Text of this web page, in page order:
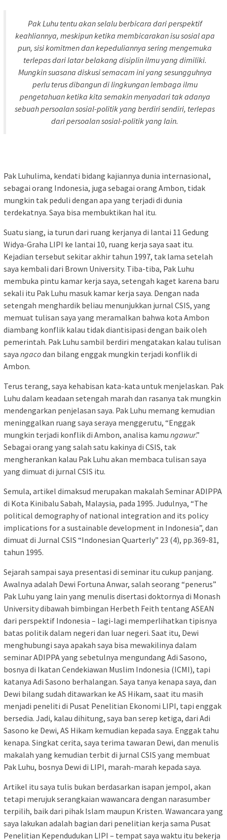
Pak Luhu tentu akan selalu berbicara dari perspektif
keahliannya, meskipun ketika membicarakan isu sosial apa
pun, sisi komitmen dan kepeduliannya sering mengemuka
terlepas dari latar belakang disiplin ilmu yang dimiliki.
Mungkin suasana diskusi semacam ini yang sesungguhnya
perlu terus dibangun di lingkungan lembaga ilmu
pengetahuan ketika kita semakin menyadari tak adanya
sebuah persoalan sosial-politik yang berdiri sendiri, terlepas
dari persoalan sosial-politik yang lain.
Pak Luhulima, kendati bidang kajiannya dunia internasional,
sebagai orang Indonesia, juga sebagai orang Ambon, tidak
mungkin tak peduli dengan apa yang terjadi di dunia
terdekatnya. Saya bisa membuktikan hal itu.
Suatu siang, ia turun dari ruang kerjanya di lantai 11 Gedung
Widya-Graha LIPI ke lantai 10, ruang kerja saya saat itu.
Kejadian tersebut sekitar akhir tahun 1997, tak lama setelah
saya kembali dari Brown University. Tiba-tiba, Pak Luhu
membuka pintu kamar kerja saya, setengah kaget karena baru
sekali itu Pak Luhu masuk kamar kerja saya. Dengan nada
setengah menghardik beliau menunjukkan jurnal CSIS, yang
memuat tulisan saya yang meramalkan bahwa kota Ambon
diambang konflik kalau tidak diantisipasi dengan baik oleh
pemerintah. Pak Luhu sambil berdiri mengatakan kalau tulisan
saya ngacodan bilang enggak mungkin terjadi konflik di
Ambon.
Terus terang, saya kehabisan kata-kata untuk menjelaskan. Pak
Luhu dalam keadaan setengah marah dan rasanya tak mungkin
mendengarkan penjelasan saya. Pak Luhu memang kemudian
meninggalkan ruang saya seraya menggerutu, “Enggak
mungkin terjadi konflik di Ambon, analisa kamu ngawur.”
Sebagai orang yang salah satu kakinya di CSIS, tak
mengherankan kalau Pak Luhu akan membaca tulisan saya
yang dimuat di jurnal CSIS itu.
Semula, artikel dimaksud merupakan makalah Seminar ADIPPA
di Kota Kinibalu Sabah, Malaysia, pada 1995. Judulnya, “The
political demography of national integration and its policy
implications for a sustainable development in Indonesia”, dan
dimuat di Jurnal CSIS “Indonesian Quarterly” 23 (4), pp.369-81,
tahun 1995.
Sejarah sampai saya presentasi di seminar itu cukup panjang.
Awalnya adalah Dewi Fortuna Anwar, salah seorang “penerus”
Pak Luhu yang lain yang menulis disertasi doktornya di Monash
University dibawah bimbingan Herbeth Feith tentang ASEAN
dari perspektif Indonesia – lagi-lagi memperlihatkan tipisnya
batas politik dalam negeri dan luar negeri. Saat itu, Dewi
menghubungi saya apakah saya bisa mewakilinya dalam
seminar ADIPPA yang sebetulnya mengundang Adi Sasono,
bosnya di Ikatan Cendekiawan Muslim Indonesia (ICMI), tapi
katanya Adi Sasono berhalangan. Saya tanya kenapa saya, dan
Dewi bilang sudah ditawarkan ke AS Hikam, saat itu masih
menjadi peneliti di Pusat Penelitian Ekonomi LIPI, tapi enggak
bersedia. Jadi, kalau dihitung, saya ban serep ketiga, dari Adi
Sasono ke Dewi, AS Hikam kemudian kepada saya. Enggak tahu
kenapa. Singkat cerita, saya terima tawaran Dewi, dan menulis
makalah yang kemudian terbit di jurnal CSIS yang membuat
Pak Luhu, bosnya Dewi di LIPI, marah-marah kepada saya.
Artikel itu saya tulis bukan berdasarkan isapan jempol, akan
tetapi merujuk serangkaian wawancara dengan narasumber
terpilih, baik dari pihak Islam maupun Kristen. Wawancara yang
saya lakukan adalah bagian dari penelitian kerja sama Pusat
Penelitian Kependudukan LIPI – tempat saya waktu itu bekerja